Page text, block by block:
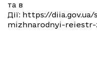
та в
Дії: https://
mizhnarodnyi-